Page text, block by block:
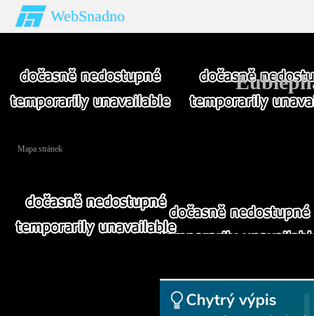
WebSnadno
Novinky Úvod Barevné formy
Mapa stránek